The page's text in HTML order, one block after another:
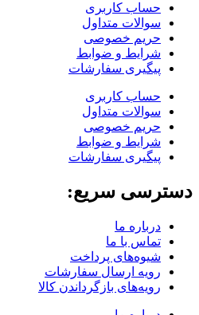
حساب کاربری
سوالات متداول
حریم خصوصی
شرایط و ضوابط
پیگیری سفارشات
حساب کاربری
سوالات متداول
حریم خصوصی
شرایط و ضوابط
پیگیری سفارشات
دسترسی سریع:
درباره ما
تماس با ما
شیوه‌های پرداخت
رویه ارسال سفارشات
رویه‌های بازگرداندن کالا